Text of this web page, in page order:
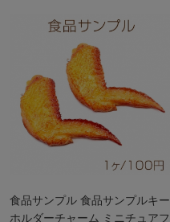
食品サンプル 食品サンプルキー
ホルダーチャーム ミニチュアフ